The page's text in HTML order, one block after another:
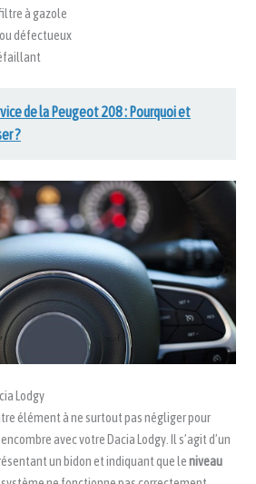
à gazole
défectueux
de la Peugeot 208 : Pourquoi et
?
Lodgy
élément à ne surtout pas négliger pour
avec votre Dacia Lodgy. Il s’agit d’un
un bidon et indiquant que leniveau